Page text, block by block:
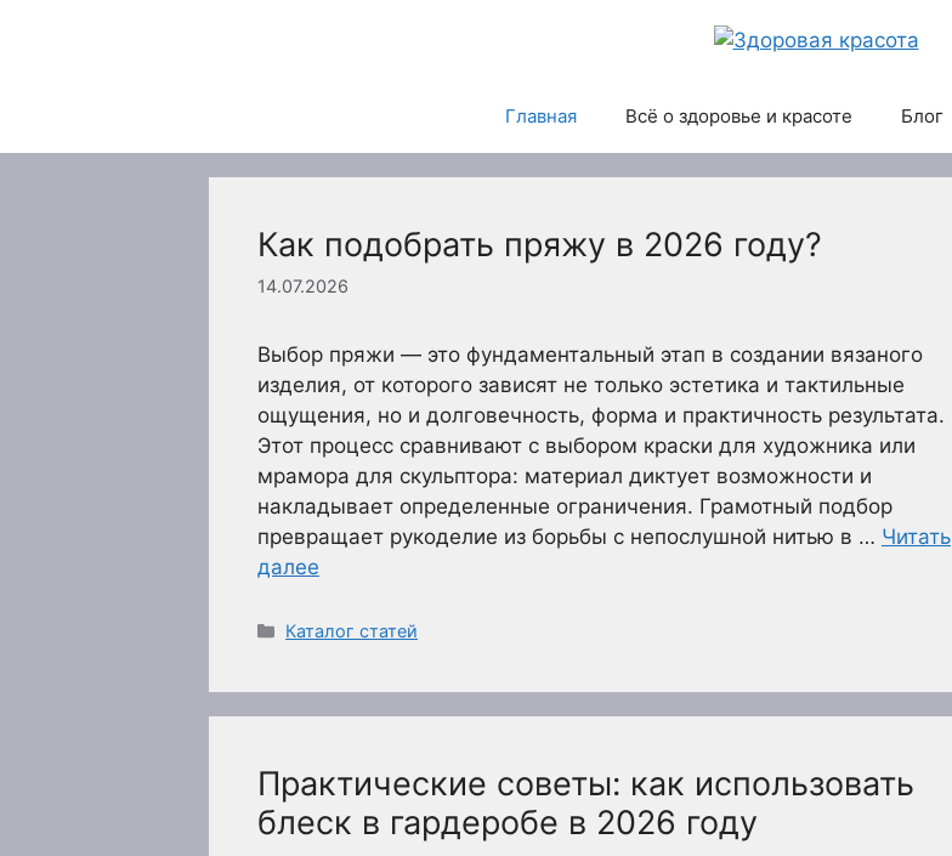
Главная Всё о здоровье и красоте Блог
Как подобрать пряжу в 2026 году?
14.07.2026
Выбор пряжи — это фундаментальный этап в создании вязаного
изделия, от которого зависят не только эстетика и тактильные
ощущения, но и долговечность, форма и практичность результата.
Этот процесс сравнивают с выбором краски для художника или
мрамора для скульптора: материал диктует возможности и
накладывает определенные ограничения. Грамотный подбор
превращает рукоделие из борьбы с непослушной нитью в … Читать
далее
Рубрики
Каталог статей
Практические советы: как использовать
блеск в гардеробе в 2026 году